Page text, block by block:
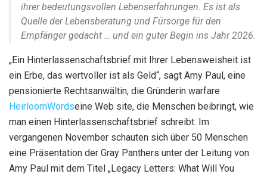
ihrer bedeutungsvollen Lebenserfahrungen. Es ist als
Quelle der Lebensberatung und Fürsorge für den
Empfänger gedacht … und ein guter Begin ins Jahr 2026.
„Ein Hinterlassenschaftsbrief mit Ihrer Lebensweisheit ist
ein Erbe, das wertvoller ist als Geld“, sagt Amy Paul, eine
pensionierte Rechtsanwältin, die Gründerin warfare
HeirloomWordseine Web site, die Menschen beibringt, wie
man einen Hinterlassenschaftsbrief schreibt. Im
vergangenen November schauten sich über 50 Menschen
eine Präsentation der Gray Panthers unter der Leitung von
Amy Paul mit dem Titel „Legacy Letters: What Will You